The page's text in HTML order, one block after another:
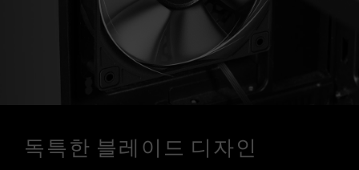
독특한 블레이드 디자인